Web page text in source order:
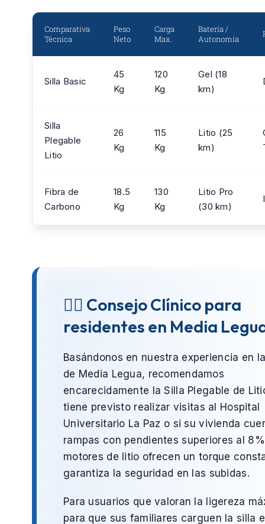
Comparativa
Técnica
Peso
Neto
Carga
Max.
Batería /
Autonomía
Silla Basic
45
Kg
120
Kg
Gel (18
km)
Silla
Plegable
Litio
26
Kg
115
Kg
Litio (25
km)
Fibra de
Carbono
18.5
Kg
130
Kg
Litio Pro
(30 km)
👨‍⚕️ Consejo Clínico para
residentes en Media
Basándonos en nuestra experiencia en
de Media Legua, recomendamos
encarecidamente laSilla Plegable de
tiene previsto realizar visitas al Hospital
Universitario La Paz o si su vivienda
rampas con pendientes superiores al
motores de litio ofrecen un torque
garantiza la seguridad en las subidas.
Para usuarios que valoran la ligereza
para que sus familiares carguen la silla